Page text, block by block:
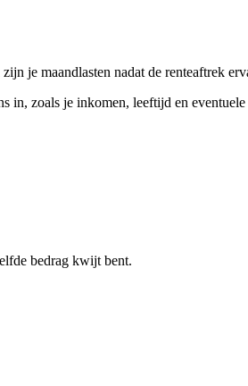
je maandlasten nadat de renteaftrek
in, zoals je inkomen, leeftijd en
bedrag kwijt bent.